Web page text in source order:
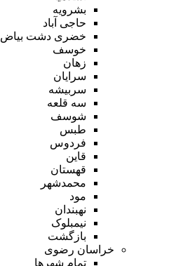
بشرویه
حاجی آباد
خضری دشت بیاض
خوسف
زهان
سرایان
سربیشه
سه قلعه
شوسف
طبس
فردوس
قاین
قهستان
محمدشهر
مود
نهبندان
نیمبلوک
بازگشت
خراسان رضوی
تمام شهر‌ها